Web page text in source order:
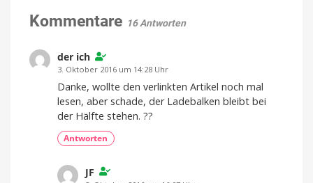
und
Kommentare 16 Antworten
der ich
3. Oktober 2016 um 14:28 Uhr
Danke, wollte den verlinkten Artikel noch mal
lesen, aber schade, der Ladebalken bleibt bei
der Hälfte stehen. ??
Antworten
JF